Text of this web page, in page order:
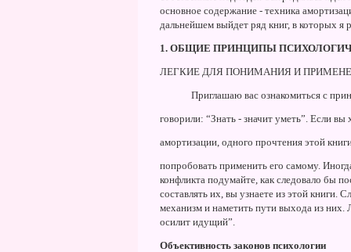
основное содержание - техника
дальнейшем выйдет ряд книг, в которых я
1. ОБЩИЕ ПРИHЦИПЫ
ЛЕГКИЕ ДЛЯ ПОHИМАHИЯ И
Приглашаю вас ознакомиться с
говорили: “Знать - значит уметь”. Если вы
амортизации, одного прочтения этой
попробовать применить его самому.
конфликта подумайте, как следовало бы
составлять их, вы узнаете из этой книги.
механизм и наметить пути выхода из
осилит идущий”.
Объективность законов психологии